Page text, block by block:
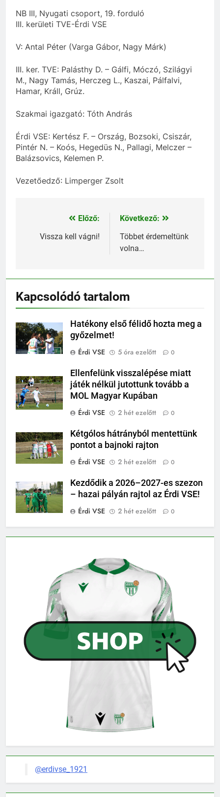
NB III, Nyugati csoport, 19. forduló
III. kerületi TVE-Érdi VSE
V: Antal Péter (Varga Gábor, Nagy Márk)
III. ker. TVE: Palásthy D. – Gálfi, Móczó, Szilágyi
M., Nagy Tamás, Herczeg L., Kaszai, Pálfalvi,
Hamar, Králl, Grúz.
Szakmai igazgató: Tóth András
Érdi VSE: Kertész F. – Ország, Bozsoki, Csiszár,
Pintér N. – Koós, Hegedüs N., Pallagi, Melczer –
Balázsovics, Kelemen P.
Vezetőedző: Limperger Zsolt
Bejegyzés
navigáció
Előző:
Vissza kell vágni!
Következő:
Többet érdemeltünk
volna…
Kapcsolódó tartalom
Hatékony első félidő hozta meg a
győzelmet!
Érdi VSE
5 óra ezelőtt 0
Ellenfelünk visszalépése miatt
játék nélkül jutottunk tovább a
MOL Magyar Kupában
Érdi VSE
2 hét ezelőtt 0
Kétgólos hátrányból mentettünk
pontot a bajnoki rajton
Érdi VSE
2 hét ezelőtt 0
Kezdődik a 2026–2027-es szezon
– hazai pályán rajtol az Érdi VSE!
Érdi VSE
2 hét ezelőtt 0
@erdivse_1921